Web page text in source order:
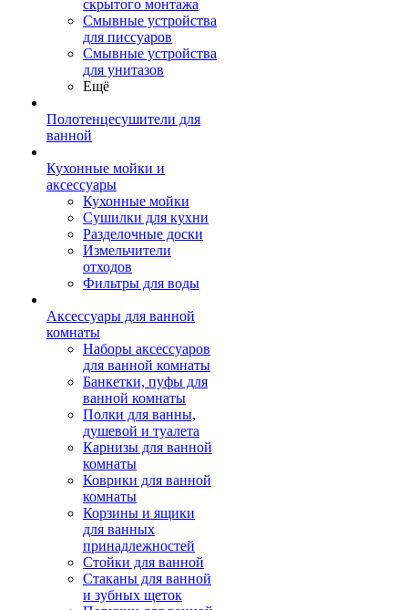
скрытого монтажа
Смывные устройства
для писсуаров
Смывные устройства
для унитазов
Ещё
Полотенцесушители для
ванной
Кухонные мойки и
аксессуары
Кухонные мойки
Сушилки для кухни
Разделочные доски
Измельчители
отходов
Фильтры для воды
Аксессуары для ванной
комнаты
Наборы аксессуаров
для ванной комнаты
Банкетки, пуфы для
ванной комнаты
Полки для ванны,
душевой и туалета
Карнизы для ванной
комнаты
Коврики для ванной
комнаты
Корзины и ящики
для ванных
принадлежностей
Стойки для ванной
Стаканы для ванной
и зубных щеток